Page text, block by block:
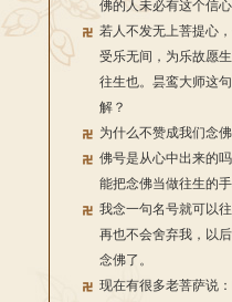
佛的人未必有这个信心
若人不发无上菩提心
受乐无间，为乐故愿
往生也。昙鸾大师这
解？
为什么不赞成我们念
佛号是从心中出来的
能把念佛当做往生的手
我念一句名号就可以
再也不会舍弃我，以
念佛了。
现在有很多老菩萨说